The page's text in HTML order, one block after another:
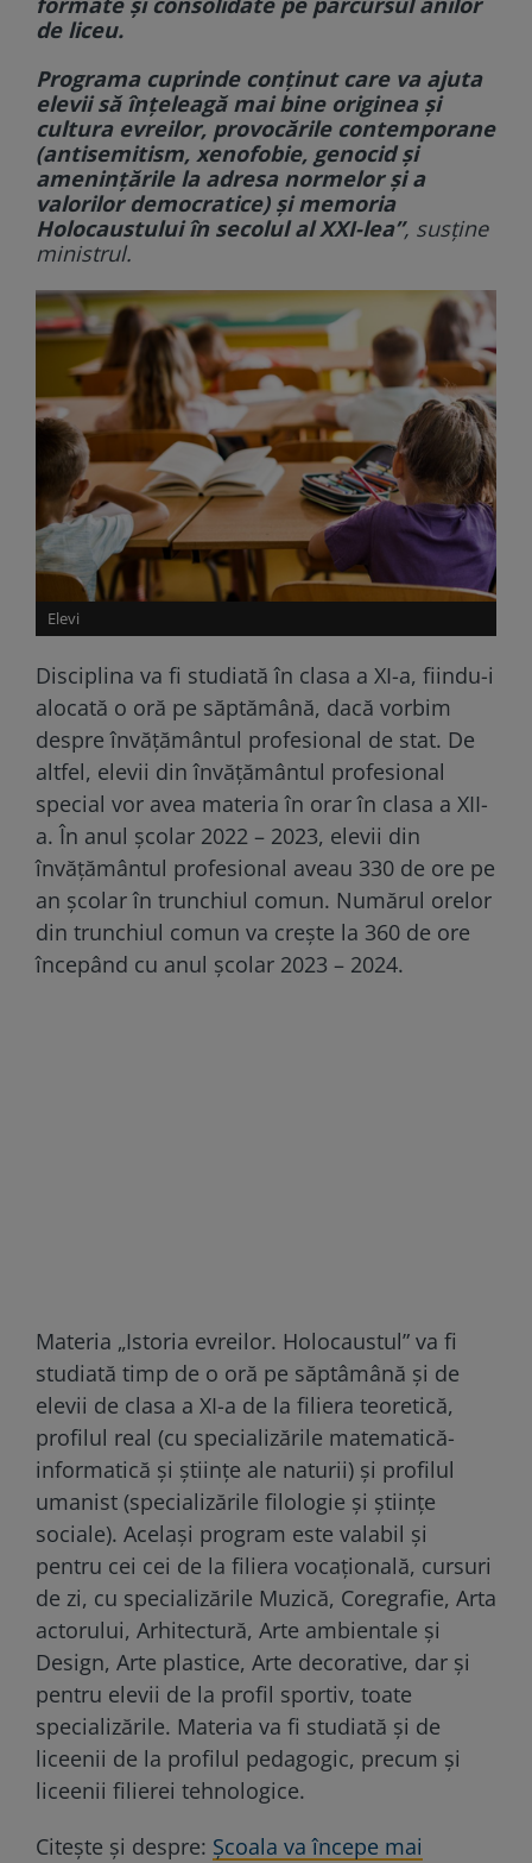
de liceu.
Programa cuprinde conținut care va ajuta
elevii să înțeleagă mai bine originea și
cultura evreilor, provocările contemporane
(antisemitism, xenofobie, genocid și
amenințările la adresa normelor și a
valorilor democratice) și memoria
Holocaustului în secolul al XXI-lea”, susține
ministrul.
Elevi
Disciplina va fi studiată în clasa a XI-a, fiindu-i
alocată o oră pe săptămână, dacă vorbim
despre învățământul profesional de stat. De
altfel, elevii din învățământul profesional
special vor avea materia în orar în clasa a XII-
a. În anul școlar 2022 – 2023, elevii din
învățământul profesional aveau 330 de ore pe
an școlar în trunchiul comun. Numărul orelor
din trunchiul comun va crește la 360 de ore
începând cu anul școlar 2023 – 2024.
Materia „Istoria evreilor. Holocaustul” va fi
studiată timp de o oră pe săptâmână și de
elevii de clasa a XI-a de la filiera teoretică,
profilul real (cu specializările matematică-
informatică și științe ale naturii) și profilul
umanist (specializările filologie și științe
sociale). Același program este valabil și
pentru cei cei de la filiera vocațională, cursuri
de zi, cu specializările Muzică, Coregrafie, Arta
actorului, Arhitectură, Arte ambientale și
Design, Arte plastice, Arte decorative, dar și
pentru elevii de la profil sportiv, toate
specializările. Materia va fi studiată și de
liceenii de la profilul pedagogic, precum și
liceenii filierei tehnologice.
Citește și despre: Școala va începe mai